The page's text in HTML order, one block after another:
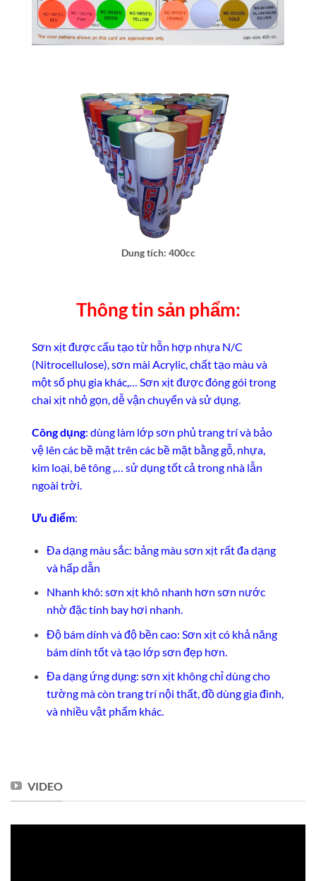
Dung tích: 400cc
Thông tin sản phẩm:
Sơn xịt được cấu tạo từ hỗn hợp nhựa N/C
(Nitrocellulose), sơn mài Acrylic, chất tạo màu và
một số phụ gia khác,… Sơn xịt được đóng gói trong
chai xịt nhỏ gọn, dễ vận chuyển và sử dụng.
Công dụng: dùng làm lớp sơn phủ trang trí và bảo
vệ lên các bề mặt trên các bề mặt bằng gỗ, nhựa,
kim loại, bê tông ,… sử dụng tốt cả trong nhà lẫn
ngoài trời.
Ưu điểm:
Đa dạng màu sắc: bảng màu sơn xịt rất đa dạng
và hấp dẫn
Nhanh khô: sơn xịt khô nhanh hơn sơn nước
nhờ đặc tính bay hơi nhanh.
Độ bám dính và độ bền cao: Sơn xịt có khả năng
bám dính tốt và tạo lớp sơn đẹp hơn.
Đa dạng ứng dụng: sơn xịt không chỉ dùng cho
tường mà còn trang trí nội thất, đồ dùng gia đình,
và nhiều vật phẩm khác.
VIDEO